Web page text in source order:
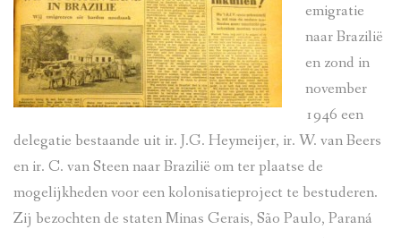
emigratie
naar Brazilië
en zond in
november
1946 een
delegatie bestaande uit ir. J.G. Heymeijer, ir. W. van Beers
en ir. C. van Steen naar Brazilië om ter plaatse de
mogelijkheden voor een kolonisatieproject te bestuderen.
Zij bezochten de staten Minas Gerais, São Paulo, Paraná